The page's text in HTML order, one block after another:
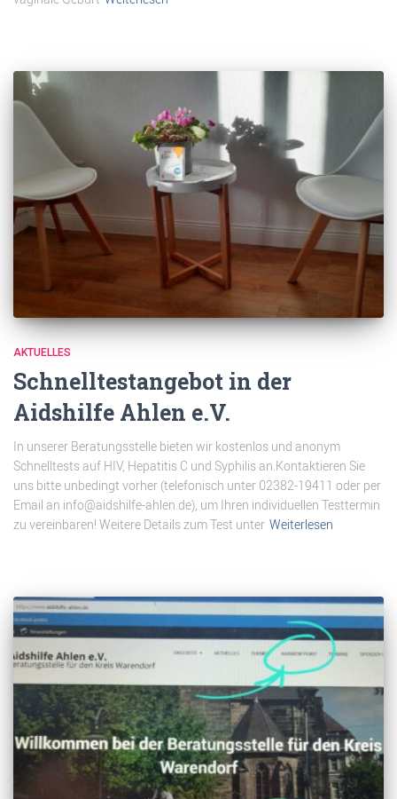
AKTUELLES
Schnelltestangebot in der
Aidshilfe Ahlen e.V.
In unserer Beratungsstelle bieten wir kostenlos und anonym
Schnelltests auf HIV, Hepatitis C und Syphilis an.Kontaktieren Sie
uns bitte unbedingt vorher (telefonisch unter 02382-19411 oder per
Email an info@aidshilfe-ahlen.de), um Ihren individuellen Testtermin
zu vereinbaren! Weitere Details zum Test unter Weiterlesen